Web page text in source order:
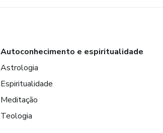
Autoconhecimento e espiritualidade
Astrologia
Espiritualidade
Meditação
Teologia